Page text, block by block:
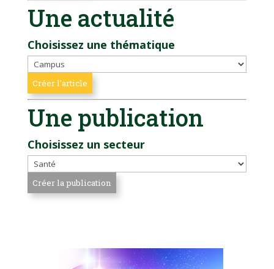
Une actualité
Choisissez une thématique
Une publication
Choisissez un secteur